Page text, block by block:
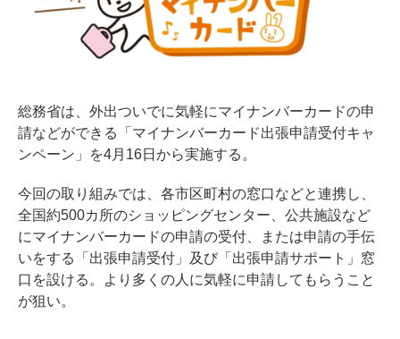
総務省は、外出ついでに気軽にマイナンバーカードの申
請などができる「マイナンバーカード出張申請受付キャ
ンペーン」を4月16日から実施する。
今回の取り組みでは、各市区町村の窓口などと連携し、
全国約500カ所のショッピングセンター、公共施設など
にマイナンバーカードの申請の受付、または申請の手伝
いをする「出張申請受付」及び「出張申請サポート」窓
口を設ける。より多くの人に気軽に申請してもらうこと
が狙い。